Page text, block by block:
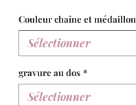
Couleur chaîne et médaillon
gravure au dos *